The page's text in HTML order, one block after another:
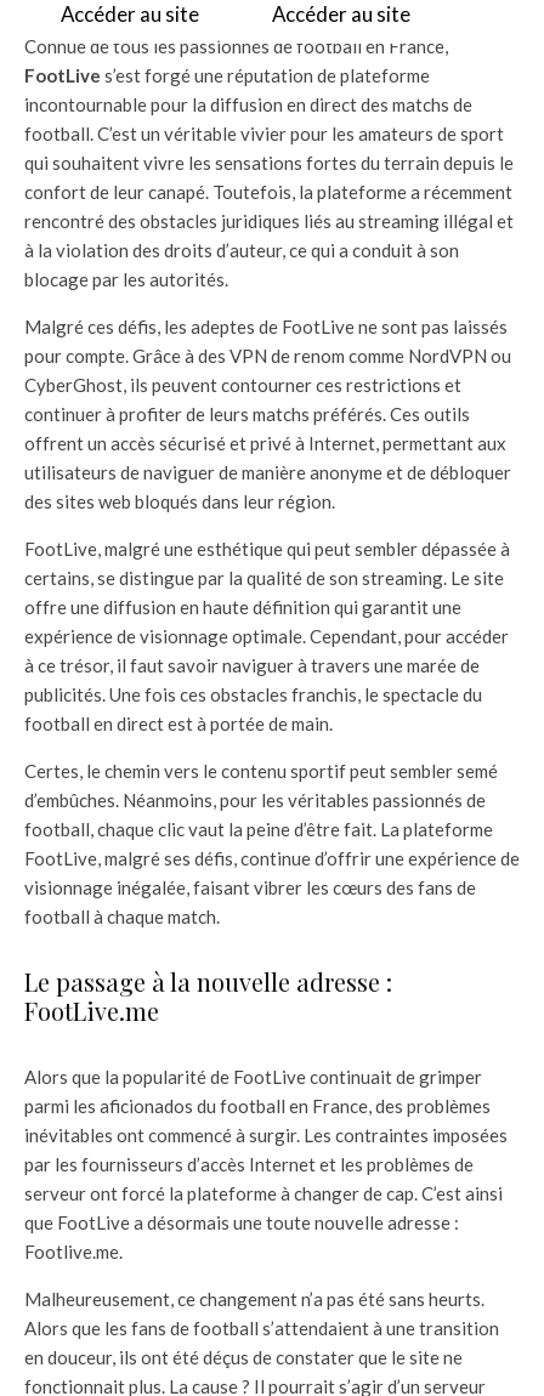
Accéder au site Accéder au site
Connue de tous les passionnés de football en France,
FootLive s’est forgé une réputation de plateforme
incontournable pour la diffusion en direct des matchs de
football. C’est un véritable vivier pour les amateurs de sport
qui souhaitent vivre les sensations fortes du terrain depuis le
confort de leur canapé. Toutefois, la plateforme a récemment
rencontré des obstacles juridiques liés au streaming illégal et
à la violation des droits d’auteur, ce qui a conduit à son
blocage par les autorités.
Malgré ces défis, les adeptes de FootLive ne sont pas laissés
pour compte. Grâce à des VPN de renom comme NordVPN ou
CyberGhost, ils peuvent contourner ces restrictions et
continuer à profiter de leurs matchs préférés. Ces outils
offrent un accès sécurisé et privé à Internet, permettant aux
utilisateurs de naviguer de manière anonyme et de débloquer
des sites web bloqués dans leur région.
FootLive, malgré une esthétique qui peut sembler dépassée à
certains, se distingue par la qualité de son streaming. Le site
offre une diffusion en haute définition qui garantit une
expérience de visionnage optimale. Cependant, pour accéder
à ce trésor, il faut savoir naviguer à travers une marée de
publicités. Une fois ces obstacles franchis, le spectacle du
football en direct est à portée de main.
Certes, le chemin vers le contenu sportif peut sembler semé
d’embûches. Néanmoins, pour les véritables passionnés de
football, chaque clic vaut la peine d’être fait. La plateforme
FootLive, malgré ses défis, continue d’offrir une expérience de
visionnage inégalée, faisant vibrer les cœurs des fans de
football à chaque match.
Le passage à la nouvelle adresse :
FootLive.me
Alors que la popularité de FootLive continuait de grimper
parmi les aficionados du football en France, des problèmes
inévitables ont commencé à surgir. Les contraintes imposées
par les fournisseurs d’accès Internet et les problèmes de
serveur ont forcé la plateforme à changer de cap. C’est ainsi
que FootLive a désormais une toute nouvelle adresse :
Footlive.me.
Malheureusement, ce changement n’a pas été sans heurts.
Alors que les fans de football s’attendaient à une transition
en douceur, ils ont été déçus de constater que le site ne
fonctionnait plus. La cause ? Il pourrait s’agir d’un serveur